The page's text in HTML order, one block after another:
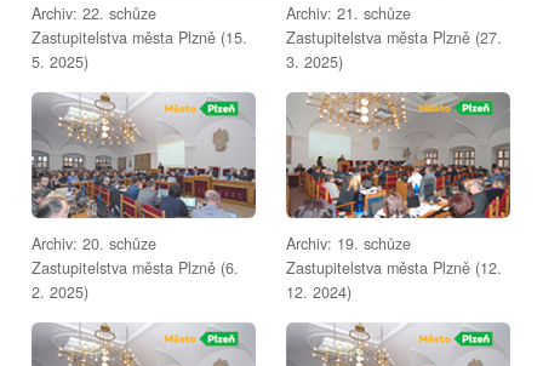
Archiv: 22. schůze
Zastupitelstva města Plzně (15.
5. 2025)
Archiv: 21. schůze
Zastupitelstva města Plzně (27.
3. 2025)
Archiv: 20. schůze
Zastupitelstva města Plzně (6.
2. 2025)
Archiv: 19. schůze
Zastupitelstva města Plzně (12.
12. 2024)